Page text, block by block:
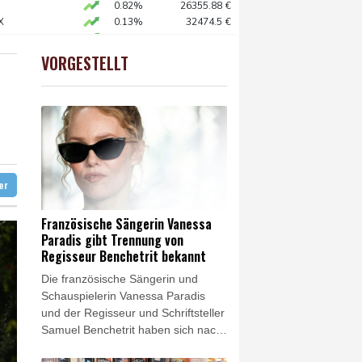
Verteidigungsabkommen
- Festnahme
Markt
zu Merz-Rücktritt
wegen Sabotage
0.82% 26355.88 €
0.13% 32474.5 €
50
0.41%
0.35%
VORGESTELLT
Französische Sängerin Vanessa
Paradis gibt Trennung von
Regisseur Benchetrit bekannt
Die französische Sängerin und
Schauspielerin Vanessa Paradis
und der Regisseur und Schriftsteller
Samuel Benchetrit haben sich nach